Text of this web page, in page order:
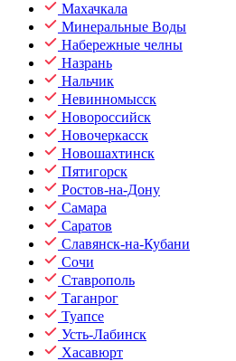
Махачкала
Минеральные Воды
Набережные челны
Назрань
Нальчик
Невинномысск
Новороссийск
Новочеркасск
Новошахтинск
Пятигорск
Ростов-на-Дону
Самара
Саратов
Славянск-на-Кубани
Сочи
Ставрополь
Таганрог
Туапсе
Усть-Лабинск
Хасавюрт